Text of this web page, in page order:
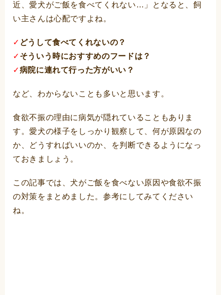
近、愛犬がご飯を食べてくれない…」となると、飼
い主さんは心配ですよね。
✓ どうして食べてくれないの？
✓ そういう時におすすめのフードは？
✓病院に連れて行った方がいい？
など、わからないことも多いと思います。
食欲不振の理由に病気が隠れていることもありま
す。愛犬の様子をしっかり観察して、何が原因なの
か、どうすればいいのか、を判断できるようになっ
ておきましょう。
この記事では、犬がご飯を食べない原因や食欲不振
の対策をまとめました。参考にしてみてください
ね。